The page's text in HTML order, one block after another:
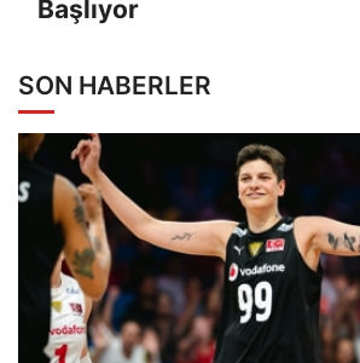
Başlıyor
SON HABERLER